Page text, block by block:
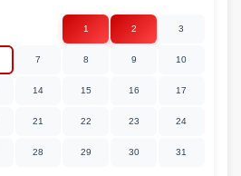
1 2 3
7 8 9 10
14 15 16 17
21 22 23 24
28 29 30 31